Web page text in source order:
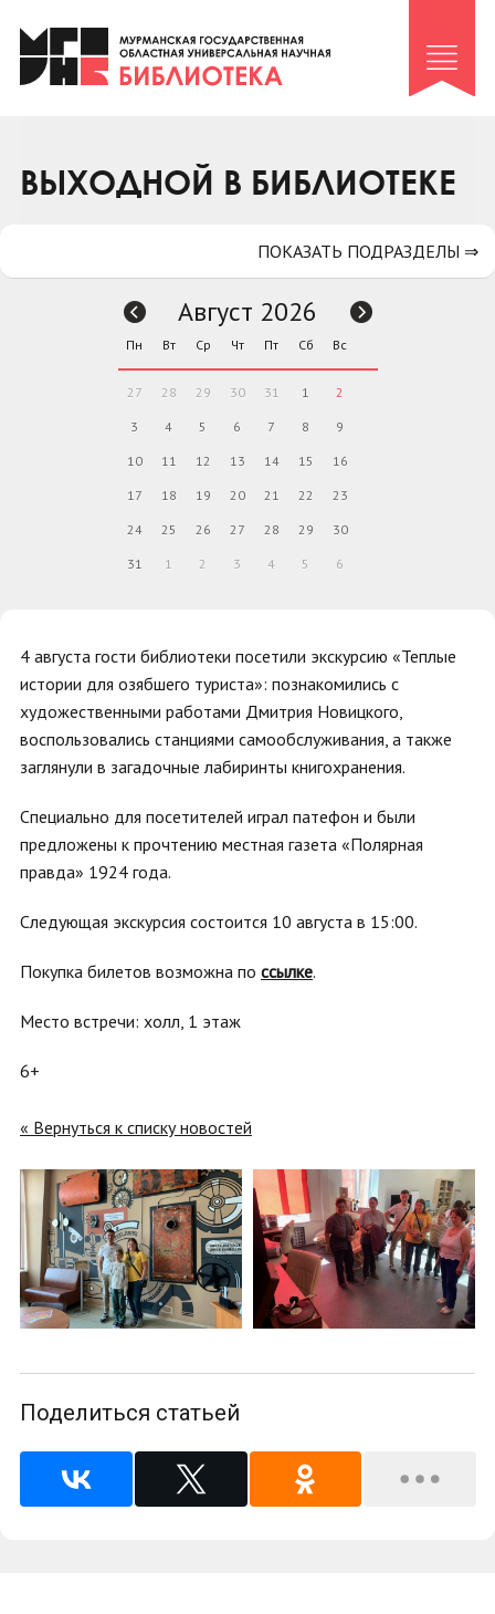
Клуб «Гиря и сельдерей»
Клуб «Семейный архив»
Коллегам
ВЫХОДНОЙ В БИБЛИОТЕКЕ
4 августа гости библиотеки посетили экскурсию «Теплые
истории для озябшего туриста»: познакомились с
художественными работами Дмитрия Новицкого,
воспользовались станциями самообслуживания, а также
заглянули в загадочные лабиринты книгохранения.
Специально для посетителей играл патефон и были
предложены к прочтению местная газета «Полярная
правда» 1924 года.
Следующая экскурсия состоится 10 августа в 15:00.
Покупка билетов возможна по ссылке.
Место встречи: холл, 1 этаж
6+
« Вернуться к списку новостей
Поделиться статьей
ПОКАЗАТЬ ПОДРАЗДЕЛЫ ⇒
Август 2026
Пн Вт Ср Чт Пт Сб Вс
27 28 29 30 31 1 2
3 4 5 6 7 8 9
10 11 12 13 14 15 16
17 18 19 20 21 22 23
24 25 26 27 28 29 30
31 1 2 3 4 5 6